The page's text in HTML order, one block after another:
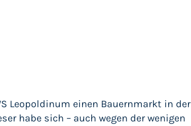
Leopoldinum einen Bauernmarkt in der
habe sich – auch wegen der wenigen